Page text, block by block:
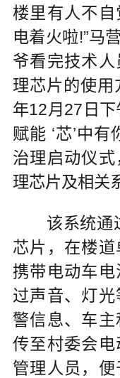
楼里有人不
电着火啦!”马
爷看完技术
理芯片的使用
年12月27日
赋能 ‘芯’中
治理启动仪
理芯片及相关
该系统通过
芯片，在楼
携带电动车
过声音、灯
警信息、车
传至村委会
管理人员，